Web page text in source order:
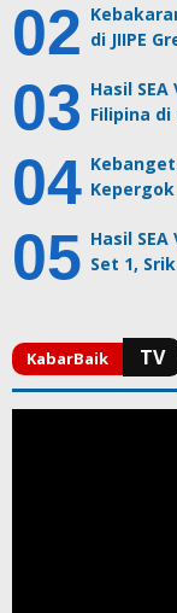
di JIIPE
Hasil
Filipina di
Hasil
Set 1,